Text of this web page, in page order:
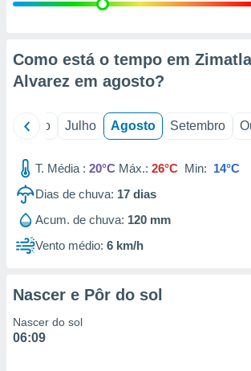
através
estudos
1199
Como está o tempo em
Alvarez em agosto?
Junho Julho Agosto Setembro
T. Média : 20°C Máx.: 26°C Min: 14°C
Dias de chuva: 17 dias
Acum. de chuva: 120 mm
Vento médio: 6 km/h
Nascer e Pôr do sol
Nascer do sol
06:09